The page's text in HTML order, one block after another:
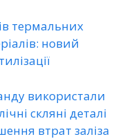
термальних
новий
використали
скляні деталі
втрат заліза